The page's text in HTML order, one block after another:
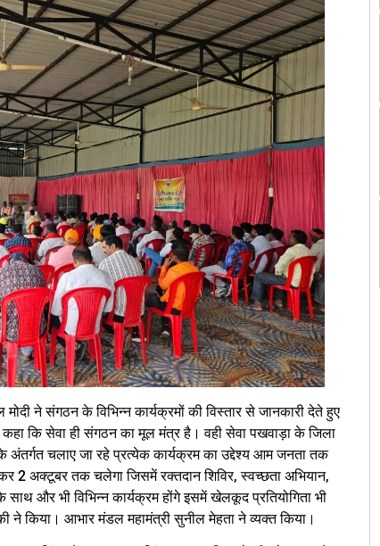
ने संगठन के विभिन्न कार्यक्रमों की विस्तार से जानकारी देते हुए
कहा कि सेवा ही संगठन का मूल मंत्र है। वही सेवा पखवाड़ा के जिला
चलाए जा रहे प्रत्येक कार्यक्रम का उद्देश्य आम जनता तक
2 अक्टूबर तक चलेगा जिसमें रक्तदान शिविर, स्वच्छता अभियान,
के साथ और भी विभिन्न कार्यक्रम होंगे इसमें खेलकूद प्रतियोगिता भी
ने किया। आभार मंडल महामंत्री सुनील मेहता ने व्यक्त किया।